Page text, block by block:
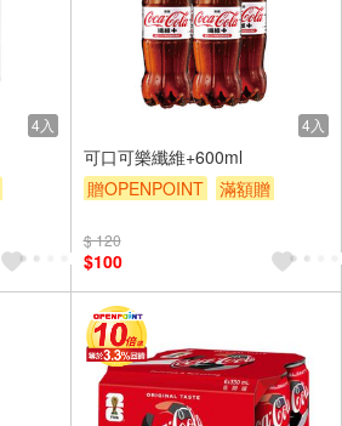
4入 4入
可口可樂纖維+600ml
贈OPENPOINT
滿額贈
$ 120
$100